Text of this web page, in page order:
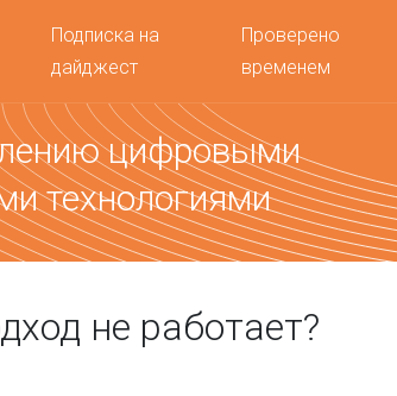
Подписка на
дайджест
Проверено
временем
цифровыми
технологиями
не работает?